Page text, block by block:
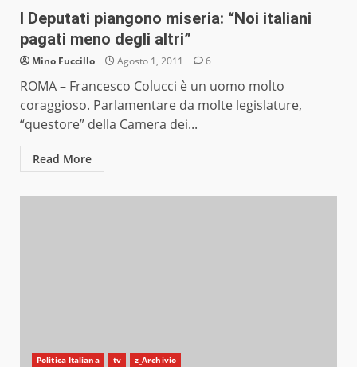
I Deputati piangono miseria: “Noi italiani
pagati meno degli altri”
Mino Fuccillo Agosto 1, 2011 6
ROMA – Francesco Colucci è un uomo molto
coraggioso. Parlamentare da molte legislature,
“questore” della Camera dei...
Read More
Politica Italiana tv z_Archivio